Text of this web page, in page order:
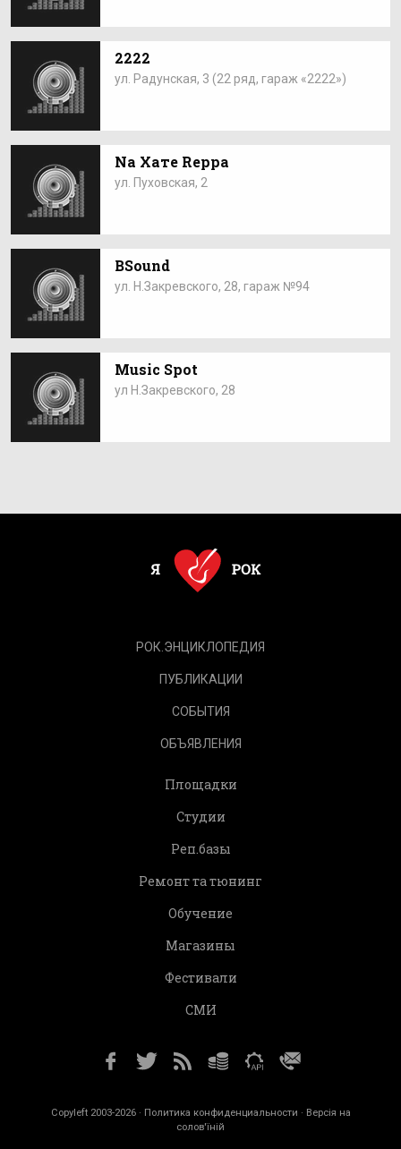
2222
ул. Радунская, 3 (22 ряд, гараж «2222»)
Na Хате Reppa
ул. Пуховская, 2
BSound
ул. Н.Закревского, 28, гараж №94
Music Spot
ул Н.Закревского, 28
РОК.ЭНЦИКЛОПЕДИЯ
ПУБЛИКАЦИИ
СОБЫТИЯ
ОБЪЯВЛЕНИЯ
Площадки
Студии
Реп.базы
Ремонт та тюнинг
Обучение
Магазины
Фестивали
СМИ
Copyleft 2003-2026 · Политика конфиденциальности · Версія на
солов'їній